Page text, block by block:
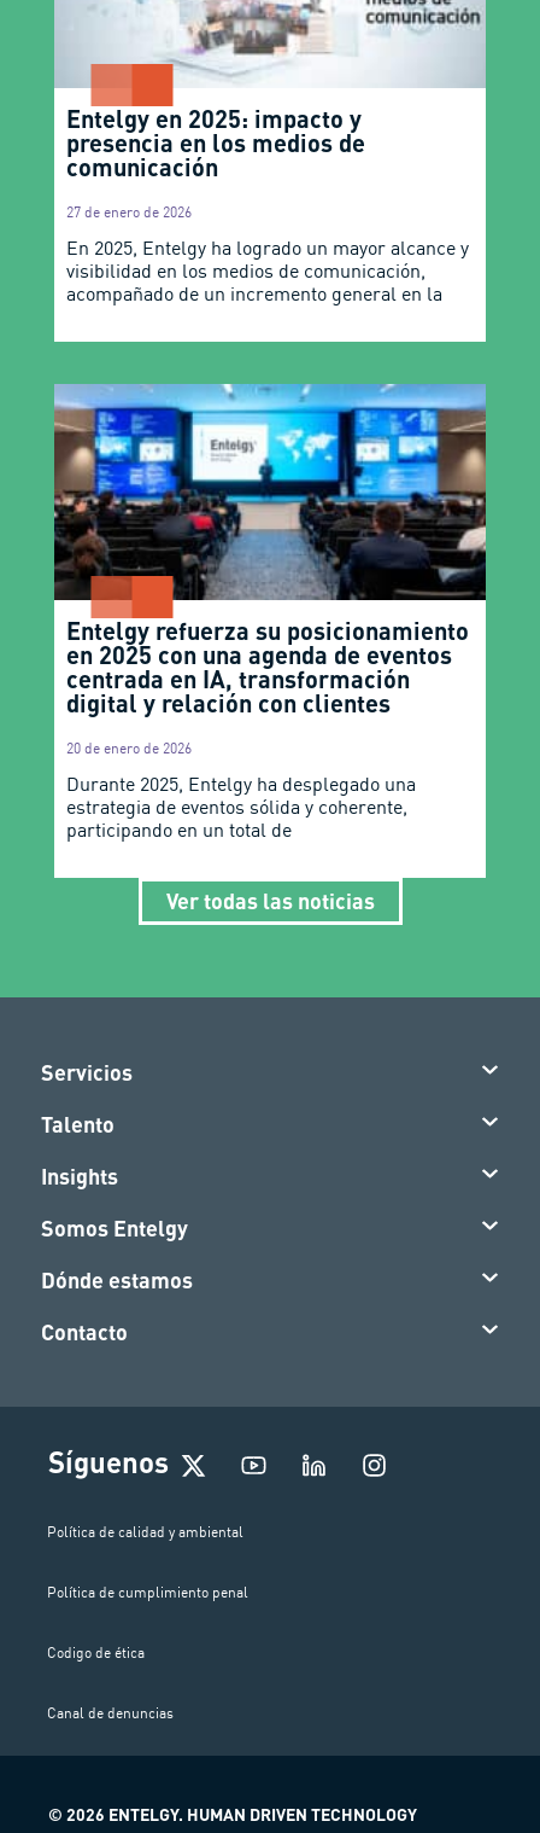
Entelgy en 2025: impacto y
presencia en los medios de
comunicación
27 de enero de 2026
En 2025, Entelgy ha logrado un mayor alcance y
visibilidad en los medios de comunicación,
acompañado de un incremento general en la
Entelgy refuerza su posicionamiento
en 2025 con una agenda de eventos
centrada en IA, transformación
digital y relación con clientes
20 de enero de 2026
Durante 2025, Entelgy ha desplegado una
estrategia de eventos sólida y coherente,
participando en un total de
Ver todas las noticias
Servicios
Talento
Insights
Somos Entelgy
Dónde estamos
Contacto
Síguenos
I
n
Política de calidad y ambiental
Política de cumplimiento penal
Codigo de ética
Canal de denuncias
© 2026 ENTELGY. HUMAN DRIVEN TECHNOLOGY